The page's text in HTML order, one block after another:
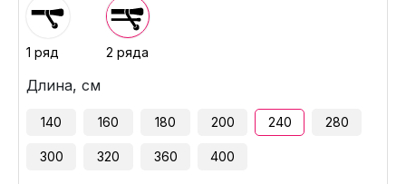
1 ряд 2 ряда
Длина, см
140 160 180 200 240 280
300 320 360 400